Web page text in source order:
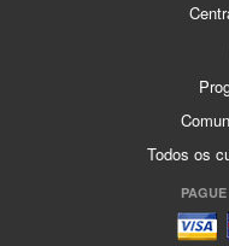
Todos os